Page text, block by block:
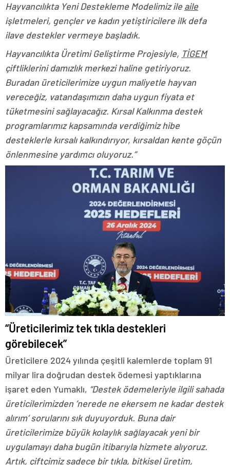
Hayvancılıkta Yeni Destekleme Modelimiz ile aile
işletmeleri, gençler ve kadın yetiştiricilere ilk defa
ilave destekler vermeye başladık.
Hayvancılıkta Üretimi Geliştirme Projesiyle, TİGEM
çiftliklerini damızlık merkezi haline getiriyoruz.
Buradan üreticilerimize uygun maliyetle hayvan
vereceğiz, vatandaşımızın daha uygun fiyata et
tüketmesini sağlayacağız. Kırsal Kalkınma destek
programlarımız kapsamında verdiğimiz hibe
desteklerle kırsalı kalkındırıyor, kırsaldan kente göçün
önlenmesine yardımcı oluyoruz.”
“Üreticilerimiz tek tıkla destekleri
görebilecek”
Üreticilere 2024 yılında çeşitli kalemlerde toplam 91
milyar lira doğrudan destek ödemesi yaptıklarına
işaret eden Yumaklı, “Destek ödemeleriyle ilgili sahada
üreticilerimizden ‘nerede ne ekersem ne kadar destek
alırım’ sorularını sık duyuyorduk. Buna dair
üreticilerimize büyük kolaylık sağlayacak yeni bir
uygulamayı daha bugün itibarıyla hizmete alıyoruz.
Artık, çiftçimiz sadece bir tıkla, bitkisel üretim,